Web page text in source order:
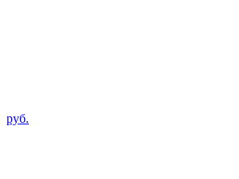
руб.